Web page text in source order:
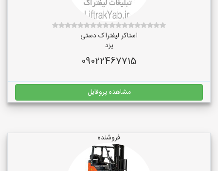
استاکر لیفتراک دستی
یزد
09022467715
مشاهده پروفایل
فروشنده